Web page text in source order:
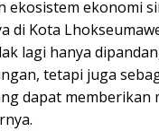
ekosistem ekonomi
di Kota
lagi hanya
tetapi juga
dapat memberikan